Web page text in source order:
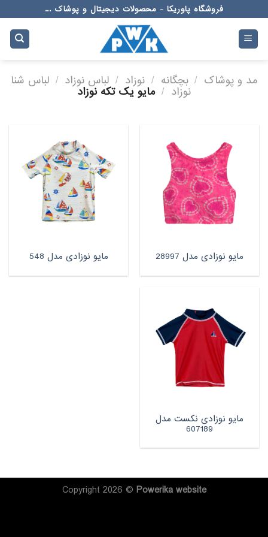
to
content
فروشگاه پاوریکا - محصولات دیجیتال و پوشاک ...
مد و پوشاک / بچگانه / نوزاد / لباس نوزاد / لباس شنا
نوزاد / مایو یک تکه نوزاد
مایو نوزادی مدل 28997 مایو نوزادی مدل 548
مایو نوزادی نکست مدل
607189
Copyright 2026 © Powerikawebsite